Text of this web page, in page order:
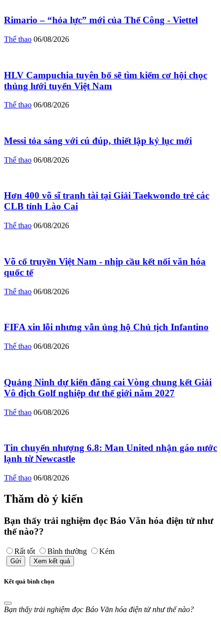
Rimario – “hỏa lực” mới của Thể Công - Viettel
Thể thao 06/08/2026
HLV Campuchia tuyên bố sẽ tìm kiếm cơ hội chọc
thủng lưới tuyển Việt Nam
Thể thao 06/08/2026
Messi tỏa sáng với cú đúp, thiết lập kỷ lục mới
Thể thao 06/08/2026
Hơn 400 võ sĩ tranh tài tại Giải Taekwondo trẻ các
CLB tỉnh Lào Cai
Thể thao 06/08/2026
Võ cổ truyền Việt Nam - nhịp cầu kết nối văn hóa
quốc tế
Thể thao 06/08/2026
FIFA xin lỗi nhưng vẫn ủng hộ Chủ tịch Infantino
Thể thao 06/08/2026
Quảng Ninh dự kiến đăng cai Vòng chung kết Giải
Vô địch Golf nghiệp dư thế giới năm 2027
Thể thao 06/08/2026
Tin chuyển nhượng 6.8: Man United nhận gáo nước
lạnh từ Newcastle
Thể thao 06/08/2026
Thăm dò ý kiến
Bạn thấy trải nghiệm đọc Báo Văn hóa điện tử như
thế nào??
Rất tốt Bình thường Kém
Gửi Xem kết quả
Kết quả bình chọn
Bạn thấy trải nghiệm đọc Báo Văn hóa điện tử như thế nào?